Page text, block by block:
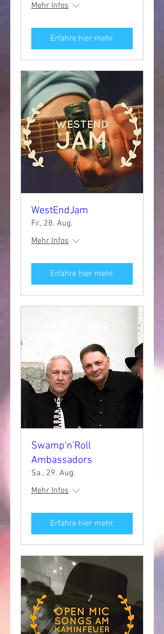
Mehr Infos
Erfahre hier mehr.
WestEndJam
Fr., 28. Aug.
Mehr Infos
Erfahre hier mehr.
Swamp'n'Roll
Ambassadors
Sa., 29. Aug.
Mehr Infos
Erfahre hier mehr.